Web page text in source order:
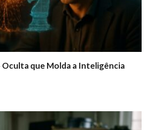
que Molda a Inteligência